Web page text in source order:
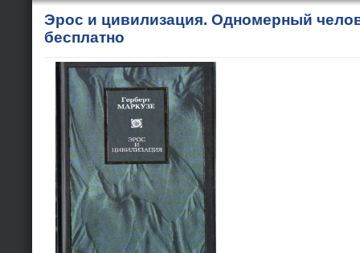
Эрос и цивилизация. Одномерный
бесплатно